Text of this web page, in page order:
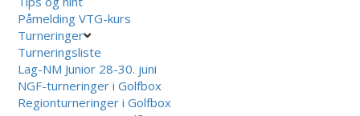
Påmelding VTG-kurs
Turneringer
Turneringsliste
Lag-NM Junior 28-30. juni
NGF-turneringer i Golfbox
Regionturneringer i Golfbox